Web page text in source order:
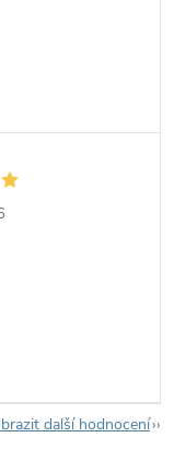
další hodnocení